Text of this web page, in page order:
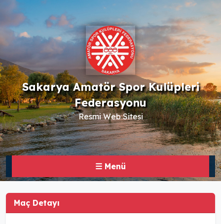
Sakarya Amatör Spor Kulüpleri
Federasyonu
Resmi Web Sitesi
☰ Menü
Maç Detayı